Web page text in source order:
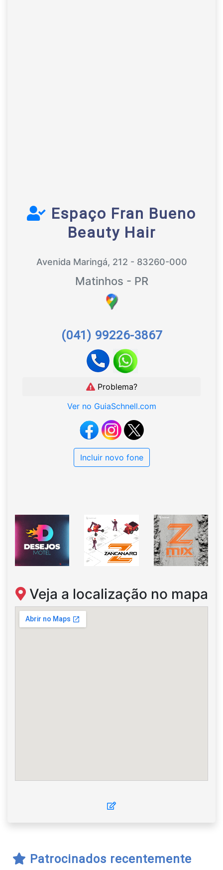
Espaço Fran Bueno
Beauty Hair
Avenida Maringá, 212 - 83260-000
Matinhos - PR
(041) 99226-3867
Problema?
Ver no GuiaSchnell.com
Incluir novo fone
Veja a localização no mapa
Patrocinados recentemente